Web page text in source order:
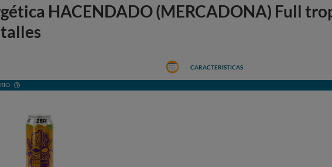
HACENDADO (MERCADONA) Full
CARACTERÍSTICAS